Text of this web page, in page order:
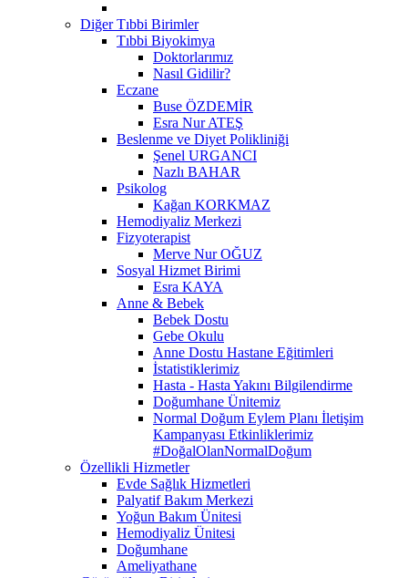
Diğer Tıbbi Birimler
Tıbbi Biyokimya
Doktorlarımız
Nasıl Gidilir?
Eczane
Buse ÖZDEMİR
Esra Nur ATEŞ
Beslenme ve Diyet Polikliniği
Şenel URGANCI
Nazlı BAHAR
Psikolog
Kağan KORKMAZ
Hemodiyaliz Merkezi
Fizyoterapist
Merve Nur OĞUZ
Sosyal Hizmet Birimi
Esra KAYA
Anne & Bebek
Bebek Dostu
Gebe Okulu
Anne Dostu Hastane Eğitimleri
İstatistiklerimiz
Hasta - Hasta Yakını Bilgilendirme
Doğumhane Ünitemiz
Normal Doğum Eylem Planı İletişim
Kampanyası Etkinliklerimiz
#DoğalOlanNormalDoğum
Özellikli Hizmetler
Evde Sağlık Hizmetleri
Palyatif Bakım Merkezi
Yoğun Bakım Ünitesi
Hemodiyaliz Ünitesi
Doğumhane
Ameliyathane